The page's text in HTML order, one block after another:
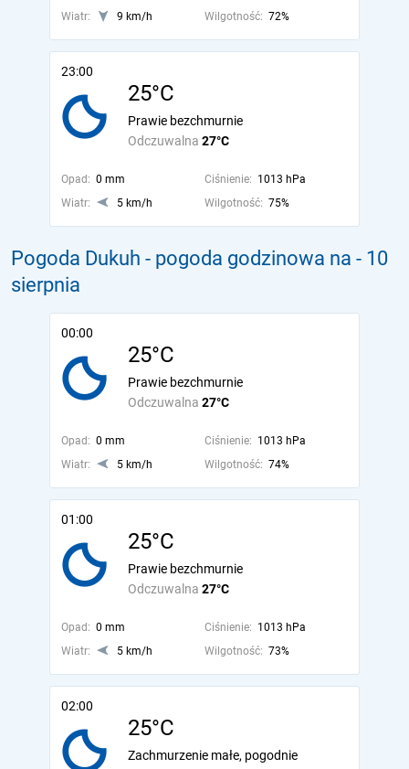
Wiatr:
9 km/h Wilgotność: 72%
23:00
25°C
Odczuwalna 27°C
Prawie bezchmurnie
Opad: 0 mm Ciśnienie: 1013 hPa
Wiatr:
5 km/h Wilgotność: 75%
Pogoda Dukuh - pogoda godzinowa na - 10
sierpnia
00:00
25°C
Odczuwalna 27°C
Prawie bezchmurnie
Opad: 0 mm Ciśnienie: 1013 hPa
Wiatr:
5 km/h Wilgotność: 74%
01:00
25°C
Odczuwalna 27°C
Prawie bezchmurnie
Opad: 0 mm Ciśnienie: 1013 hPa
Wiatr:
5 km/h Wilgotność: 73%
02:00
25°C
Zachmurzenie małe, pogodnie